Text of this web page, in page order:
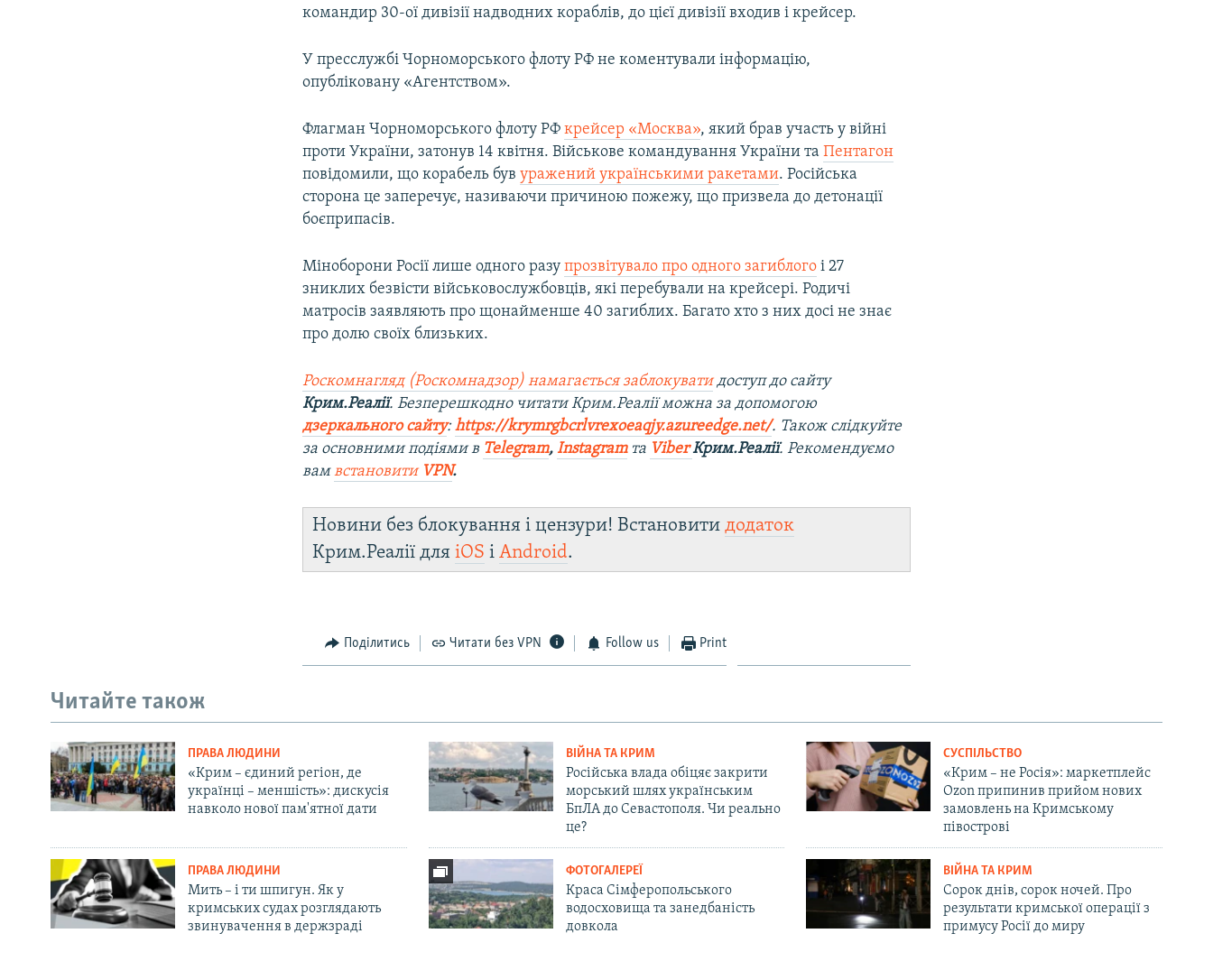
командир 30-ої дивізії надводних кораблів, до цієї дивізії входив і крейсер.
У пресслужбі Чорноморського флоту РФ не коментували інформацію,
опубліковану «Агентством».
Флагман Чорноморського флоту РФкрейсер «Москва», який брав участь у війні
проти України, затонув 14 квітня. Військове командування України таПентагон
повідомили, що корабель бувуражений українськими ракетами. Російська
сторона це заперечує, називаючи причиною пожежу, що призвела до детонації
боєприпасів.
Міноборони Росії лише одного разупрозвітувало про одного загиблого і 27
зниклих безвісти військовослужбовців, які перебували на крейсері. Родичі
матросів заявляють про щонайменше 40 загиблих. Багато хто з них досі не знає
про долю своїх близьких.
Роскомнагляд (Роскомнадзор) намагається заблокуватидоступ до сайту
Крим.Реалії. Безперешкодно читати Крим.Реалії можна за допомогою
дзеркального сайту:https://krymrgbcrlvrexoeaqjy.azureedge.net/. Також слідкуйте
за основними подіями в Telegram,Instagramта ViberКрим.Реалії. Рекомендуємо
вамвстановити VPN.
Новини без блокування і цензури! Встановитидодаток
Крим.Реалії дляiOS іAndroid.
Поділитись Читати без VPN Follow us Print
Читайте також
ПРАВА ЛЮДИНИ
«Крим – єдиний регіон, де
українці – меншість»: дискусія
навколо нової пам'ятної дати
ВІЙНА ТА КРИМ
Російська влада обіцяє закрити
морський шлях українським
БпЛА до Севастополя. Чи реально
це?
СУСПІЛЬСТВО
«Крим – не Росія»: маркетплейс
Ozon припинив прийом нових
замовлень на Кримському
півострові
ПРАВА ЛЮДИНИ
Мить – і ти шпигун. Як у
кримських судах розглядають
звинувачення в держзраді
ФОТОГАЛЕРЕЇ
Краса Сімферопольського
водосховища та занедбаність
довкола
ВІЙНА ТА КРИМ
Сорок днів, сорок ночей. Про
результати кримської операції з
примусу Росії до миру